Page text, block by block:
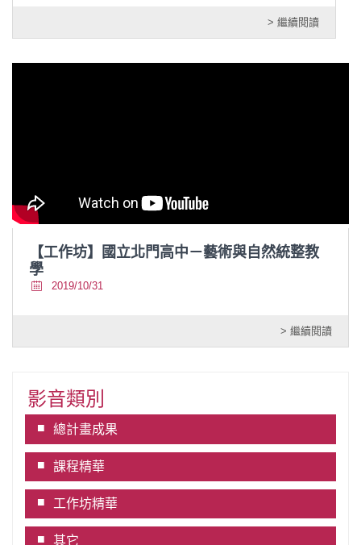
> 繼續閱讀
【工作坊】國立北門高中－藝術與自然統整教
學
2019/10/31
> 繼續閱讀
影音類別
總計畫成果
課程精華
工作坊精華
其它